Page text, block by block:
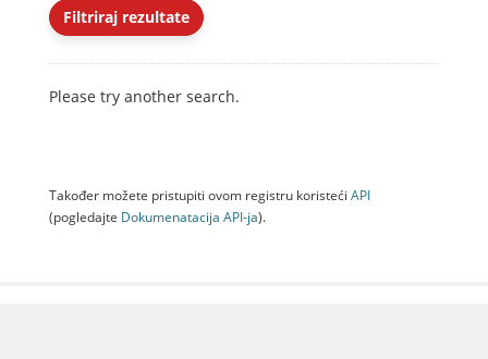
Filtriraj rezultate
Please try another search.
Također možete pristupiti ovom registru koristeći API
(pogledajte Dokumenаtаcijа API-jа).